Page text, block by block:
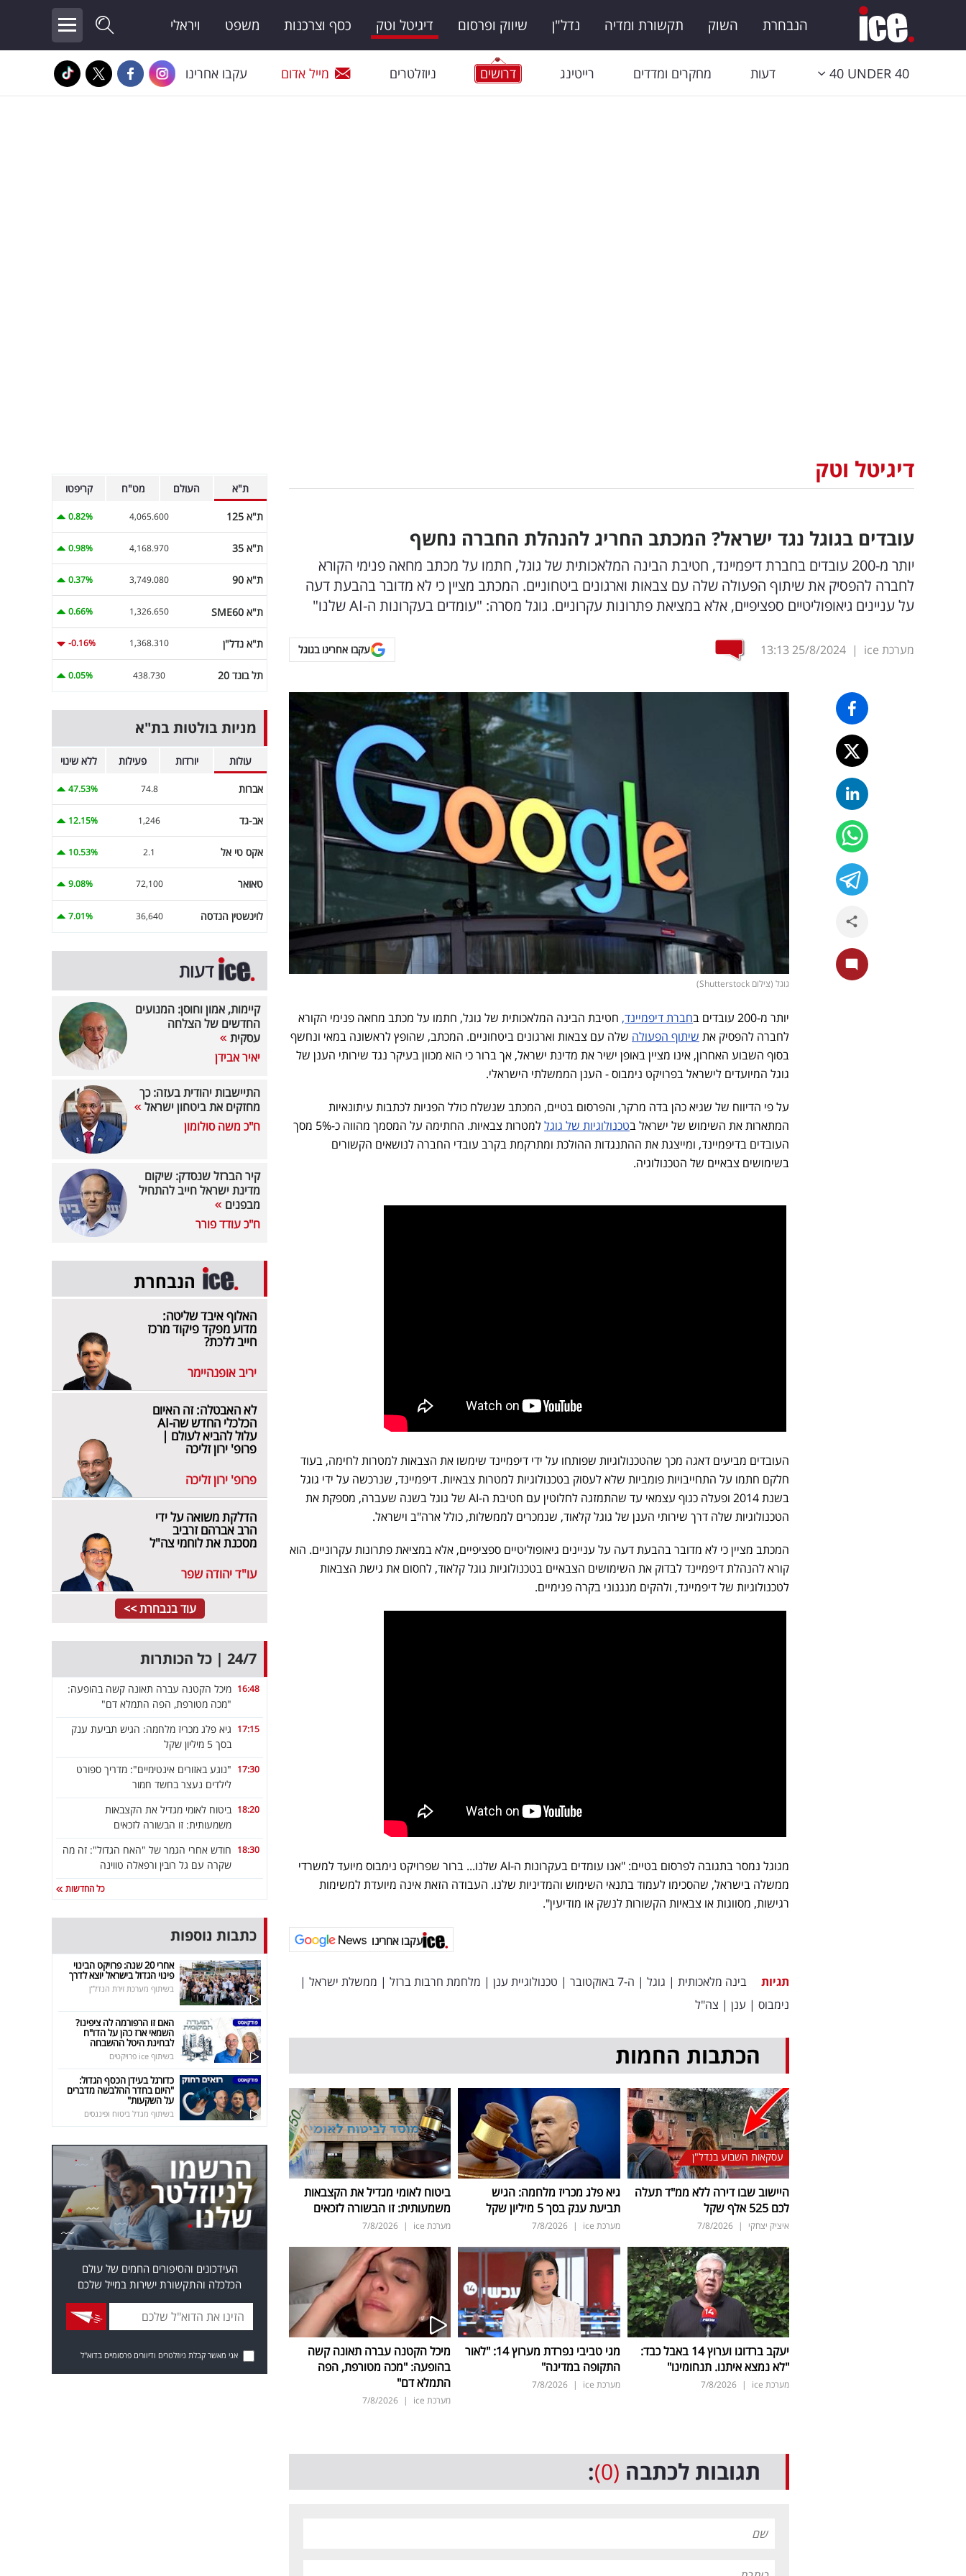
הנבחרת השוק תקשורת ומדיה נדל"ן שיווק ופרסום דיגיטל וטק כסף וצרכנות משפט ויראלי
40 UNDER 40 דעות מחקרים ומדדים רייטינג דרושים ניוזלטרים מייל אדום עקבו אחרינו
דיגיטל וטק
עובדים בגוגל נגד ישראל? המכתב החריג להנהלת החברה נחשף
יותר מ-200 עובדים בחברת דיפמיינד, חטיבת הבינה המלאכותית של גוגל, חתמו על מכתב מחאה פנימי הקורא
לחברה להפסיק את שיתוף הפעולה שלה עם צבאות וארגונים ביטחוניים. המכתב מציין כי לא מדובר בהבעת דעה
על עניינים גיאופוליטיים ספציפיים, אלא במציאת פתרונות עקרוניים. גוגל מסרה: "עומדים בעקרונות ה-AI שלנו"
מערכת ice |
25/8/2024
13:13 עקבו אחרינו בגוגל
גוגל (צילום Shutterstock)
יותר מ-200 עובדים ב חברת דיפמיינד, חטיבת הבינה המלאכותית של גוגל, חתמו על מכתב מחאה פנימי הקורא
לחברה להפסיק את שיתוף הפעולה שלה עם צבאות וארגונים ביטחוניים. המכתב, שהופץ לראשונה במאי ונחשף
בסוף השבוע האחרון, אינו מציין באופן ישיר את מדינת ישראל, אך ברור כי הוא מכוון בעיקר נגד שירותי הענן של
גוגל המיועדים לישראל בפרויקט נימבוס - הענן הממשלתי הישראלי.
על פי הדיווח של שגיא כהן בדה מרקר, והפרסום בטיים, המכתב שנשלח כולל הפניות לכתבות עיתונאיות
המתארות את השימוש של ישראל בטכנולוגיות של גוגל
למטרות צבאיות. החתימה על המסמך מהווה כ-5% מסך
העובדים בדיפמיינד, ומייצגת את ההתנגדות ההולכת ומתרקמת בקרב עובדי החברה לנושאים הקשורים
בשימושים צבאיים של הטכנולוגיה.
העובדים מביעים דאגה מכך שהטכנולוגיות שפותחו על ידי דיפמיינד שימשו את הצבאות למטרות לחימה, בעוד
חלקם חתמו על התחייבויות פומביות שלא לעסוק בטכנולוגיות למטרות צבאיות. דיפמיינד, שנרכשה על ידי גוגל
בשנת 2014 ופעלה כגוף עצמאי עד שהתמזגה לחלוטין עם חטיבת ה-AI של גוגל בשנה שעברה, מספקת את
הטכנולוגיות שלה דרך שירותי הענן של גוגל קלאוד, שנמכרים לממשלות, כולל ארה"ב וישראל.
המכתב מציין כי לא מדובר בהבעת דעה על עניינים גיאופוליטיים ספציפיים, אלא במציאת פתרונות עקרוניים. הוא
קורא להנהלת דיפמיינד לבדוק את השימושים הצבאיים בטכנולוגיות גוגל קלאוד, לחסום את גישת הצבאות
לטכנולוגיות של דיפמיינד, ולהקים מנגנוני בקרה פנימיים.
מגוגל נמסר בתגובה לפרסום בטיים: "אנו עומדים בעקרונות ה-AI שלנו... ברור שפרויקט נימבוס מיועד למשרדי
ממשלה בישראל, שהסכימו לעמוד בתנאי השימוש והמדיניות שלנו. העבודה הזאת אינה מיועדת למשימות
רגישות, מסווגות או צבאיות הקשורות לנשק או מודיעין".
עקבו אחרינו
תגיות בינה מלאכותית | גוגל | ה-7 באוקטובר | טכנולוגיית ענן | מלחמת חרבות ברזל | ממשלת ישראל |
נימבוס | ענן | צה"ל
הכתבות החמות
עסקאות השבוע בנדל"ן
היישוב שבו דירה ללא ממ"ד תעלה
לכם 525 אלף שקל
איציק יצחקי |
7/8/2026
גיא פלג מכריז מלחמה: הגיש
תביעת ענק בסך 5 מיליון שקל
מערכת ice |
7/8/2026
ביטוח לאומי מגדיל את הקצבאות
משמעותית: זו הבשורה לזכאים
מערכת ice |
7/8/2026
יעקב ברדוגו וערוץ 14 באבל כבד:
"לא נמצא איתנו. תנחומינו"
מערכת ice |
7/8/2026
מגי טביבי נפרדת מערוץ 14: "לאור
התקופה במדינה"
מערכת ice |
7/8/2026
מיכל הקטנה עברה תאונה קשה
בהופעה: "מכה מטורפת, הפה
התמלא דם"
מערכת ice |
7/8/2026
תגובות לכתבה (0)
:
ת"א העולם מט"ח קריפטו
ת"א 125 4,065.600
0.82%
ת"א 35 4,168.970
0.98%
ת"א 90 3,749.080
0.37%
ת"א SME60 1,326.650
0.66%
ת"א נדל"ן 1,368.310
-0.16%
תל בונד 20 438.730
0.05%
מניות בולטות בת"א
עולות יורדות פעילות ללא שינוי
אברות 74.8
47.53%
אב-גד 1,246
12.15%
אקס טי אל 2.1
10.53%
טאואר 72,100
9.08%
לוינשטין הנדסה 36,640
7.01%
דעות
קיימות, אמון וחוסן: המנועים
החדשים של הצלחה
עסקית
יאיר אבידן
התיישבות יהודית בעזה: כך
מחזקים את ביטחון ישראל
ח"כ משה סולומון
קיר הברזל שנסדק: שיקום
מדינת ישראל חייב להתחיל
מבפנים
ח"כ עודד פורר
הנבחרת
האלוף איבד שליטה:
מדוע מפקד פיקוד מרכז
חייב ללכת?
יריב אופנהיימר
לא האבטלה: זה האיום
הכלכלי החדש שה-AI
עלול להביא לעולם |
פרופ' ירון זליכה
פרופ' ירון זליכה
הדלקת משואה על ידי
הרב אברהם זרביב
מסכנת את לוחמי צה"ל
עו"ד יהודה שפר
עוד בנבחרת >>
24/7 | כל הכותרות
16:48 מיכל הקטנה עברה תאונה קשה בהופעה:
"מכה מטורפת, הפה התמלא דם"
17:15 גיא פלג מכריז מלחמה: הגיש תביעת ענק
בסך 5 מיליון שקל
17:30 "נוגע באזורים אינטימיים": מדריך ספורט
לילדים נעצר בחשד חמור
18:20 ביטוח לאומי מגדיל את הקצבאות
משמעותית: זו הבשורה לזכאים
18:30 חודש אחרי הגמר של "האח הגדול": זה מה
שקרה עם גל רובין ורפאלה טווינה
כל החדשות
כתבות נוספות
אחרי 20 שנה: פרויקט הבינוי
פינוי הגדול בישראל יוצא לדרך
בשיתוף מערכת זירת הנדל"ן
האם זו הרפורמה לה ציפינו?
השמאי ארז כהן על הדו"ח
לבחינת היטל ההשבחה
בשיתוף ice פרויקטים
כדורגל בעידן הכסף הגדול:
"היום בחדר ההלבשה מדברים
על השקעות"
בשיתוף מגדל ביטוח ופיננסים
העידכונים והסיפורים החמים של עולם
הכלכלה והתקשורת ישירות במייל שלכם
אני מאשר קבלת ניוזלטרים ודיוורים פרסומיים בדוא"ל